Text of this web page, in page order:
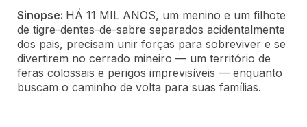
Sinopse: HÁ 11 MIL ANOS, um menino e um filhote
de tigre-dentes-de-sabre separados acidentalmente
dos pais, precisam unir forças para sobreviver e se
divertirem no cerrado mineiro — um território de
feras colossais e perigos imprevisíveis — enquanto
buscam o caminho de volta para suas famílias.